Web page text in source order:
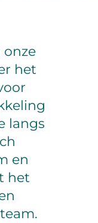
onze
het
langs
en
het